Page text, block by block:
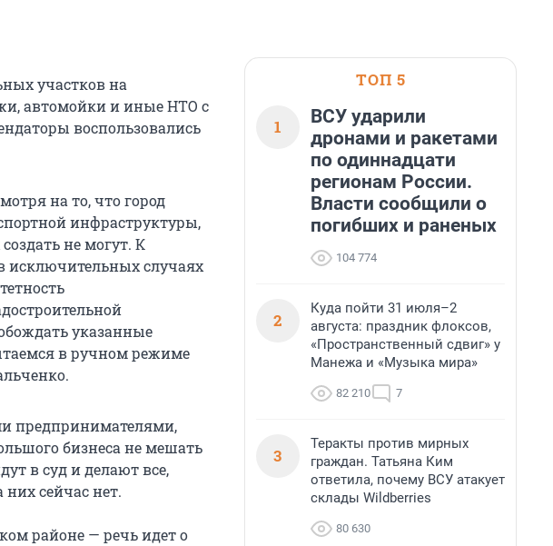
участков на
автомойки и иные НТО с
воспользовались
на то, что город
инфраструктуры,
не могут. К
исключительных случаях
указанные
в ручном режиме
предпринимателями,
бизнеса не мешать
в суд и делают все,
сейчас нет.
районе — речь идет о
ТОП 5
1
ВСУ ударили
дронами и ракетами
по одиннадцати
регионам России.
Власти сообщили о
погибших и раненых
104 774
2
Куда пойти 31 июля–2
августа: праздник флоксов,
«Пространственный сдвиг» у
Манежа и «Музыка мира»
82 210 7
3
Теракты против мирных
граждан. Татьяна Ким
ответила, почему ВСУ атакует
склады Wildberries
80 630